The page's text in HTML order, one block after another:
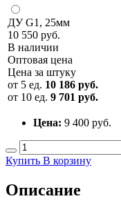
ДУ G1, 25мм
10 550 руб.
В наличии
Оптовая цена
Цена за штуку
от 5 ед. 10 186 руб.
от 10 ед. 9 701 руб.
Цена: 9 400 руб.
Купить В корзину
Описание